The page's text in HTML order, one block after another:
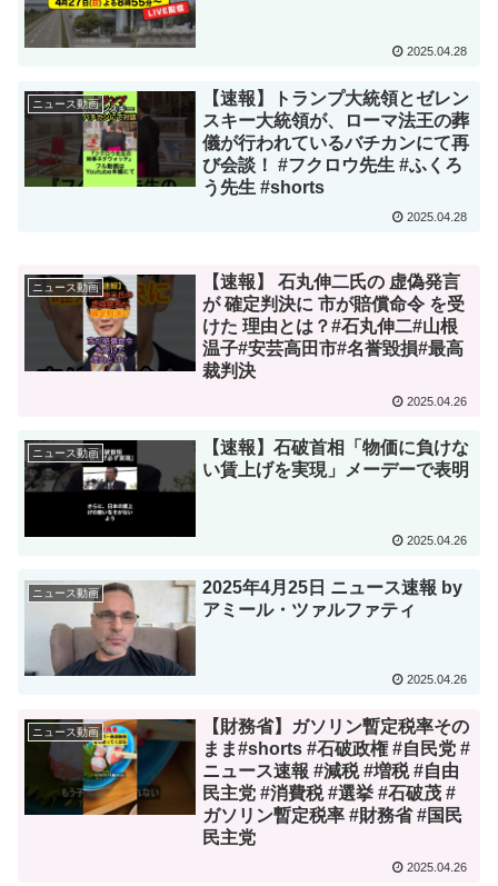
2025.04.28
ニュース動画
【速報】トランプ大統領とゼレン
スキー大統領が、ローマ法王の葬
儀が行われているバチカンにて再
び会談！ #フクロウ先生 #ふくろ
う先生 #shorts
2025.04.28
ニュース動画
【速報】 石丸伸二氏の 虚偽発言
が 確定判決に 市が賠償命令 を受
けた 理由とは？#石丸伸二#山根
温子#安芸高田市#名誉毀損#最高
裁判決
2025.04.26
ニュース動画
【速報】石破首相「物価に負けな
い賃上げを実現」メーデーで表明
2025.04.26
ニュース動画
2025年4月25日 ニュース速報 by
アミール・ツァルファティ
2025.04.26
ニュース動画
【財務省】ガソリン暫定税率その
まま#shorts #石破政権 #自民党 #
ニュース速報 #減税 #増税 #自由
民主党 #消費税 #選挙 #石破茂 #
ガソリン暫定税率 #財務省 #国民
民主党
2025.04.26